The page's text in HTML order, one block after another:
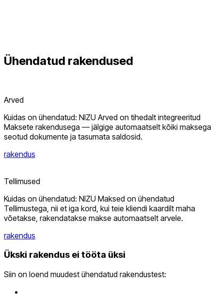
Ühendatud rakendused
Arved
Kuidas on ühendatud: NIZU Arved on tihedalt integreeritud
Maksete rakendusega — jälgige automaatselt kõiki maksega
seotud dokumente ja tasumata saldosid.
rakendus
Tellimused
Kuidas on ühendatud: NIZU Maksed on ühendatud
Tellimustega, nii et iga kord, kui teie kliendi kaardilt maha
võetakse, rakendatakse makse automaatselt arvele.
rakendus
Ükski rakendus ei tööta üksi
Siin on loend muudest ühendatud rakendustest: